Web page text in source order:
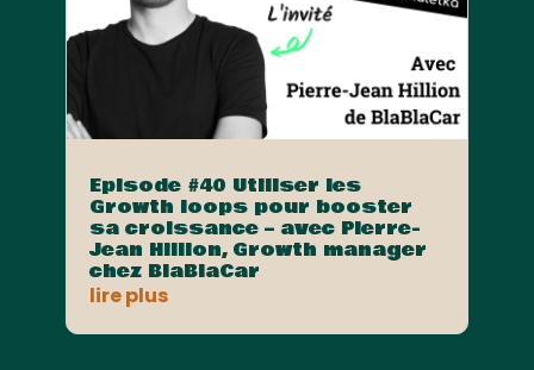
Episode #40 Utiliser les
Growth loops pour booster
sa croissance – avec Pierre-
Jean Hillion, Growth manager
chez BlaBlaCar
lire plus